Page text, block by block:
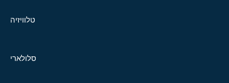
טלוויזיה
סלולארי